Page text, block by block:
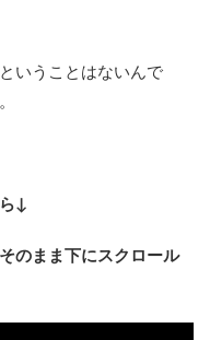
いうことはないんで
↓
のまま下にスクロール